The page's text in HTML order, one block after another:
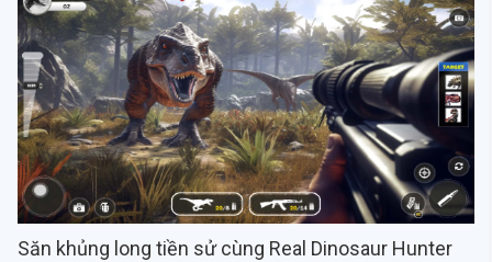
Săn khủng long tiền sử cùng Real Dinosaur Hunter